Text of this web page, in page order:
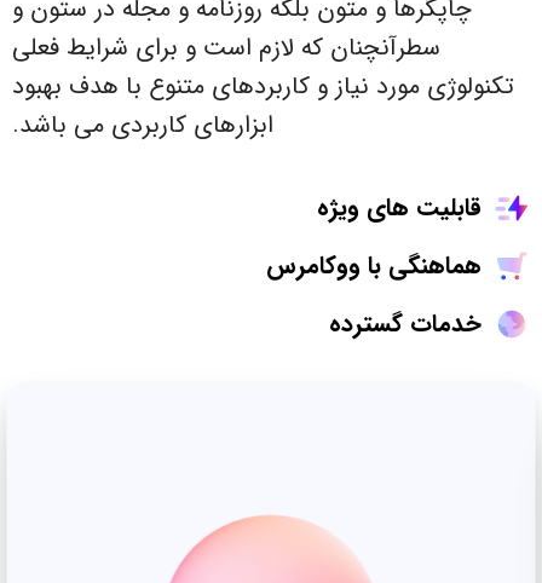
چاپگرها و متون بلکه روزنامه و مجله در ستون و
سطرآنچنان که لازم است و برای شرایط فعلی
تکنولوژی مورد نیاز و کاربردهای متنوع با هدف بهبود
ابزارهای کاربردی می باشد.
قابلیت های ویژه
هماهنگی با ووکامرس
خدمات گسترده